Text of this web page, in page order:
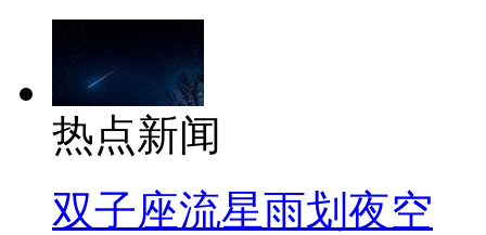
热点新闻
双子座流星雨划夜空